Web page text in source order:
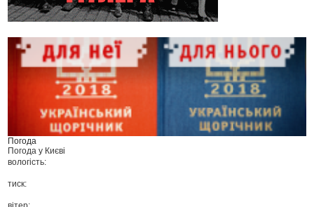
Погода
Погода у Києві
вологість:
тиск: